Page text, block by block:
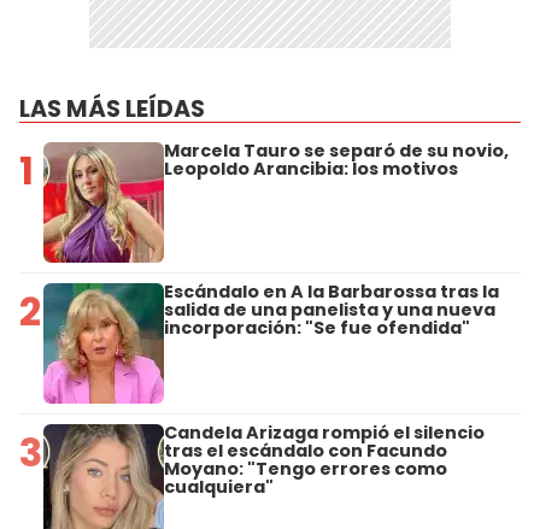
LAS MÁS LEÍDAS
1 Marcela Tauro se separó de su novio,
Leopoldo Arancibia: los motivos
2 Escándalo en A la Barbarossa tras la
salida de una panelista y una nueva
incorporación: "Se fue ofendida"
3 Candela Arizaga rompió el silencio
tras el escándalo con Facundo
Moyano: "Tengo errores como
cualquiera"